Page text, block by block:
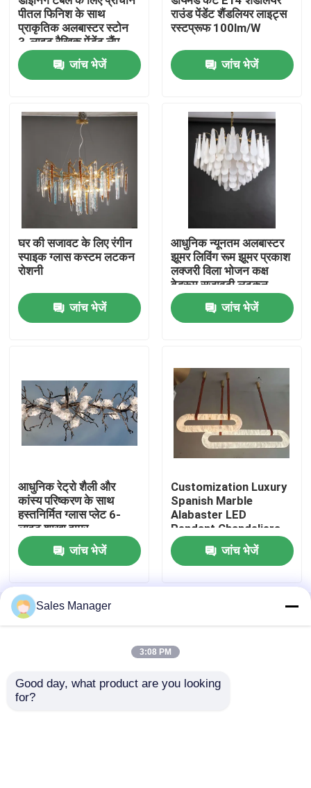
घर
उत्पाद
हमारे बारे में
कारखाने का दौरा
गुणवत्ता नियंत्रण
हमसे संपर्क करें
लटकन झूमर रोशनी
कस्टम झूमर
बड़े फ्योयर झूमर
बड़े झूमर
बहुत बड़े झूमर
ऊंची छतों के झूमर
पीतल फिनिश के साथ
प्राकृतिक अलबास्टर स्टोन
3-लाइट रैखिक पेंडेंट लैंप
जांच भेजें
राउंड पेंडेंट शैंडलियर लाइट्स
रस्टप्रूफ 100lm/W
जांच भेजें
घर की सजावट के लिए रंगीन
स्पाइक ग्लास कस्टम लटकन
रोशनी
जांच भेजें
आधुनिक न्यूनतम अलबास्टर
झूमर लिविंग रूम झूमर प्रकाश
लक्जरी विला भोजन कक्ष
बेडरूम सजावटी लटकन
दीपक
जांच भेजें
आधुनिक रेट्रो शैली और
कांस्य परिष्करण के साथ
हस्तनिर्मित ग्लास प्लेट 6-
लाइट शाखा झूमर
जांच भेजें
Customization Luxury
Spanish Marble
Alabaster LED
Pendant Chandeliers
जांच भेजें
होम हमारे बारे में
साइटमैप
Privacy Policy
गुणवत्तालटकन झूमर रोशनीचीन का कारखाना.Copyright ©
Sales Manager
3:08 PM
Good day, what product are you looking
for?